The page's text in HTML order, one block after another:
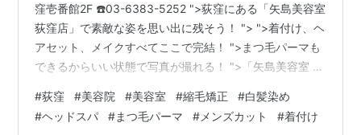
窪壱番館2F ☎️03-6383-5252 ">荻窪にある「矢島美容室
荻窪店」で素敵な姿を思い出に残そう！ "> ">着付け、ヘ
アセット、メイクすべてここで完結！ ">まつ毛パーマも
できるからいい状態で写真が撮れる！ ">「矢島美容室 荻
崩れしにくい着付けを求める方へ、荻窪で 】 "> ">荻窪
駅から徒歩1分にある『矢島美容室 荻窪店』です。 ">晴
#荻窪 #美容院 #美容室 #縮毛矯正 #白髪染め
#ヘッドスパ #まつ毛パーマ # メンズカット #着付け